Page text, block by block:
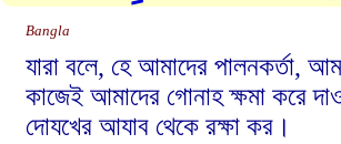
Bangla
যারা বলে, হে আমাদের পালনকর্তা,
কাজেই আমাদের গোনাহ ক্ষমা করে
দোযখের আযাব থেকে রক্ষা কর।